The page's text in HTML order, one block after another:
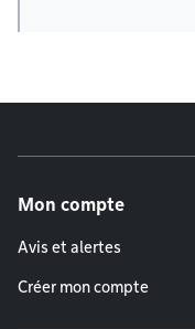
Mon compte
Avis et alertes
Créer mon compte